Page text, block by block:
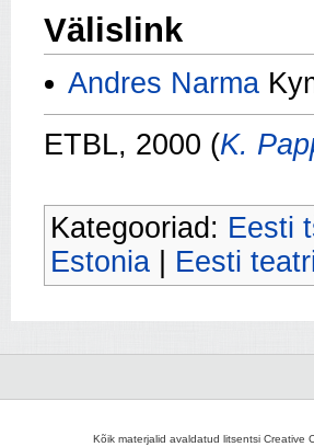
Välislink
Andres Narma
ETBL, 2000 (K.
Kategooriad: Eesti
Estonia
Eesti
Kõik materjalid avaldatud litsentsi Creative